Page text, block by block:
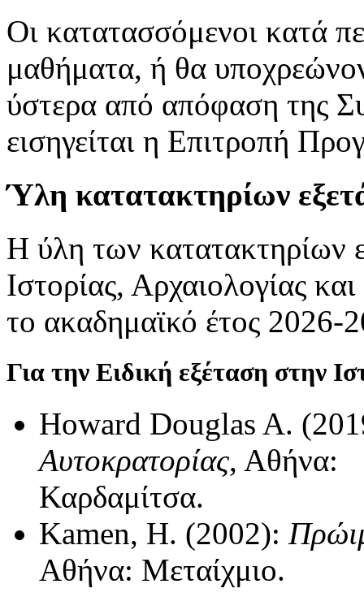
Οι κατατασσόμενοι κατά
μαθήματα, ή θα
ύστερα από απόφαση της
εισηγείται η Επιτροπή
Ύλη κατατακτηρίων
Η ύλη των κατατακτηρίων
Ιστορίας, Αρχαιολογίας
το ακαδημαϊκό έτος 2026-
Για την Ειδική εξέταση στην
Howard Douglas A.
Αυτοκρατορίας, Αθήνα:
Καρδαμίτσα.
Kamen, H. (2002):
Αθήνα: Μεταίχμιο.